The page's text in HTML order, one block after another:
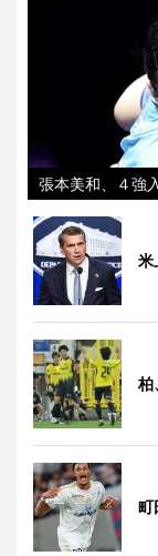
張本美和、４強
米
柏
町